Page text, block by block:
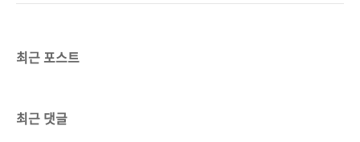
최근 포스트
최근 댓글